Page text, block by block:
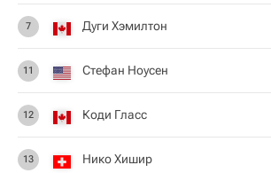
7 Дуги Хэмилтон
11 Стефан Ноусен
12 Коди Гласс
13 Нико Хишир